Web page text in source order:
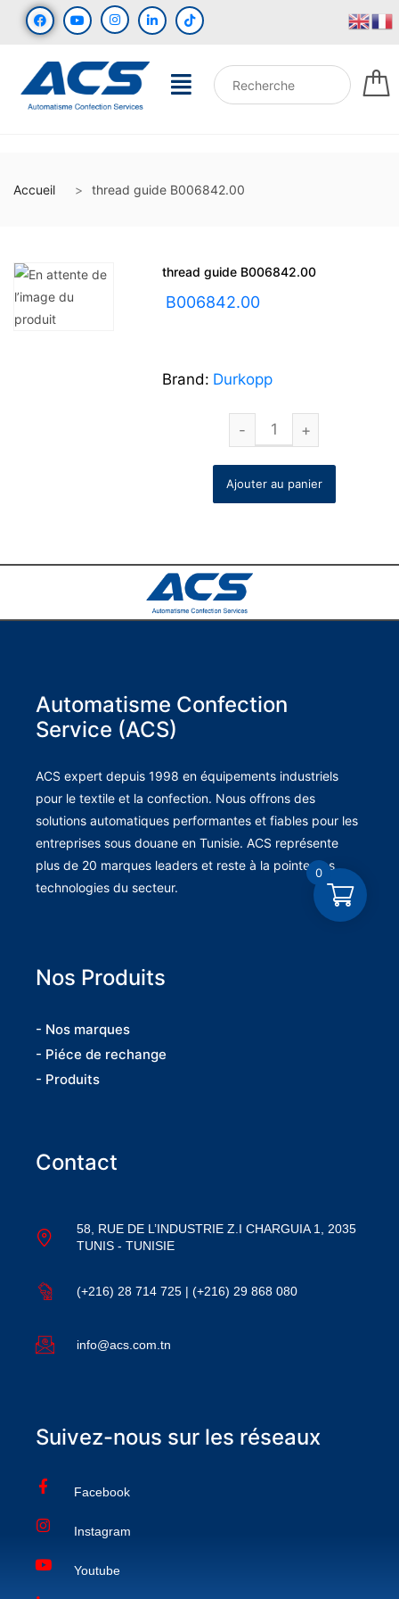
Accueil thread guide B006842.00
thread guide B006842.00
B006842.00
Brand: Durkopp
Ajouter au panier
Automatisme Confection
Service (ACS)
ACS expert depuis 1998 en équipements industriels
pour le textile et la confection. Nous offrons des
solutions automatiques performantes et fiables pour les
entreprises sous douane en Tunisie. ACS représente
plus de 20 marques leaders et reste à la pointe des
technologies du secteur.
Nos Produits
- Nos marques
- Piéce de rechange
- Produits
Contact
58, RUE DE L’INDUSTRIE Z.I CHARGUIA 1, 2035
TUNIS - TUNISIE
(+216) 28 714 725 | (+216) 29 868 080
info@acs.com.tn
Suivez-nous sur les réseaux
Facebook
Instagram
Youtube
0